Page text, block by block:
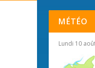
MÉTÉO
Lundi 10